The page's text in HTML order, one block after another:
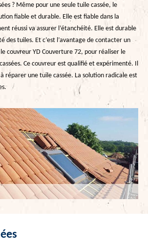
? Même pour une seule tuile cassée, le
fiable et durable. Elle est fiable dans la
réussi va assurer l’étanchéité. Elle est durable
des tuiles. Et c’est l’avantage de contacter un
couvreur YD Couverture 72, pour réaliser le
Ce couvreur est qualifié et expérimenté. Il
réparer une tuile cassée. La solution radicale est